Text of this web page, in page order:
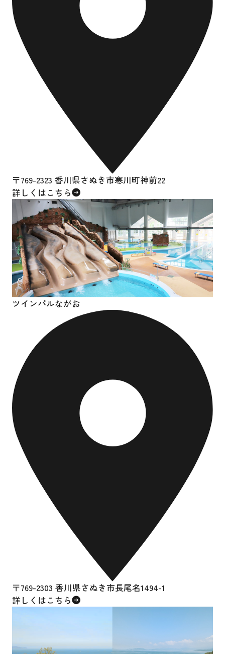
〒769-2323 香川県さぬき市寒川町神前22
詳しくはこちら
ツインパルながお
〒769-2303 香川県さぬき市長尾名1494-1
詳しくはこちら